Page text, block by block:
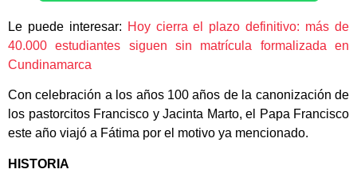
Le puede interesar: Hoy cierra el plazo definitivo: más de
40.000 estudiantes siguen sin matrícula formalizada en
Cundinamarca
Con celebración a los años 100 años de la canonización de
los pastorcitos Francisco y Jacinta Marto, el Papa Francisco
este año viajó a Fátima por el motivo ya mencionado.
HISTORIA